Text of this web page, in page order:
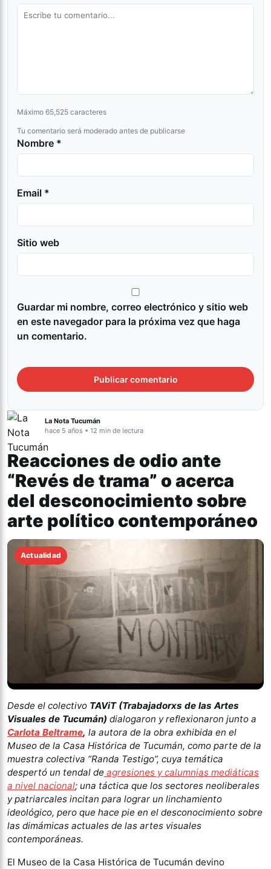
Máximo 65,525 caracteres
Tu comentario será moderado antes de publicarse
Nombre *
Email *
Sitio web
Guardar mi nombre, correo electrónico y sitio web
en este navegador para la próxima vez que haga
un comentario.
La Nota Tucumán
hace 5 años • 12 min de lectura
Reacciones de odio ante
“Revés de trama” o acerca
del desconocimiento sobre
arte político contemporáneo
Actualidad
Desde el colectivo TAViT (Trabajadorxs de las Artes
Visuales de Tucumán) dialogaron y reflexionaron junto a
Carlota Beltrame, la autora de la obra exhibida en el
Museo de la Casa Histórica de Tucumán, como parte de la
muestra colectiva “Randa Testigo”, cuya temática
despertó un tendal de agresiones y calumnias mediáticas
a nivel nacional; una táctica que los sectores neoliberales
y patriarcales incitan para lograr un linchamiento
ideológico, pero que hace pie en el desconocimiento sobre
las dimámicas actuales de las artes visuales
contemporáneas.
El Museo de la Casa Histórica de Tucumán devino